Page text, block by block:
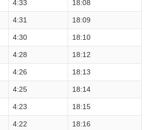
4:33 18:08
4:31 18:09
4:30 18:10
4:28 18:12
4:26 18:13
4:25 18:14
4:23 18:15
4:22 18:16